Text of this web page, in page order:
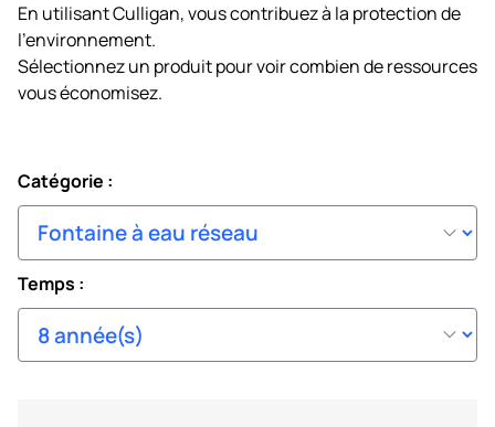
En utilisant Culligan, vous contribuez à la protection de
l’environnement.
Sélectionnez un produit pour voir combien de ressources
vous économisez.
Catégorie :
Temps :